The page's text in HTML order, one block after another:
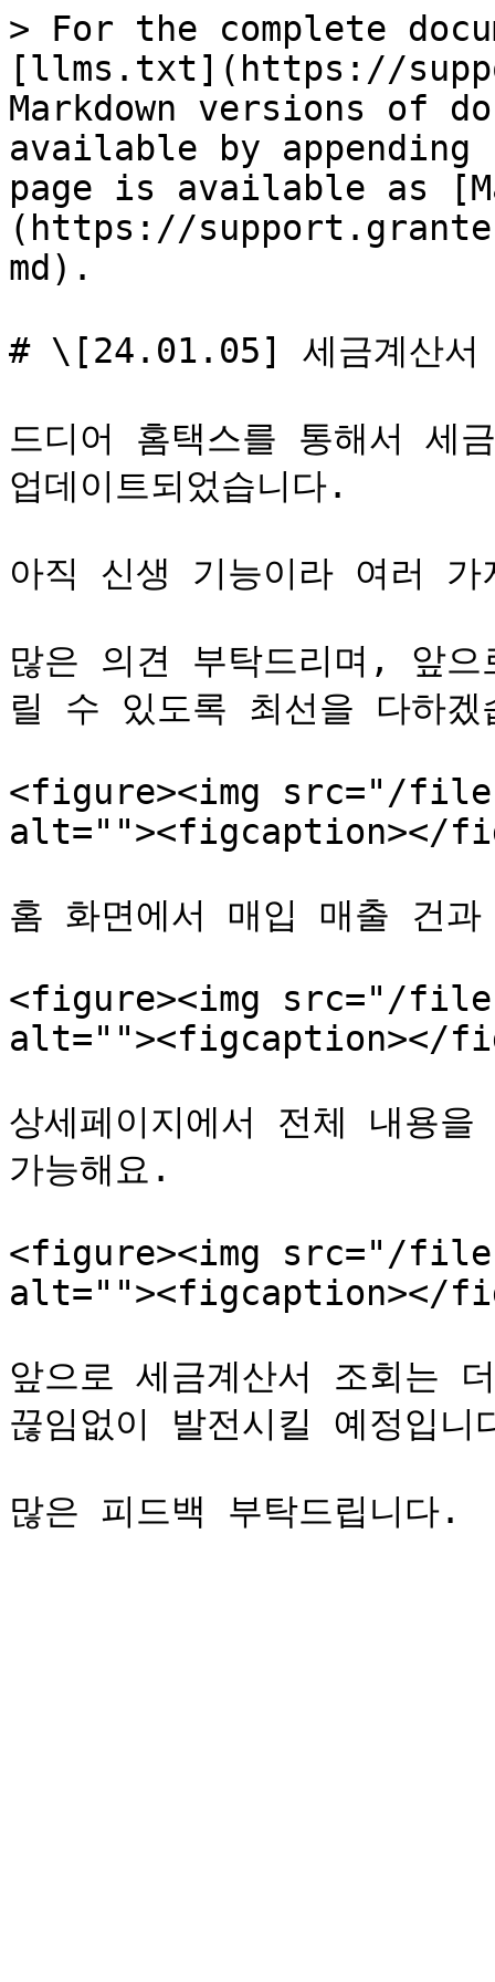
> For the complete
[llms.txt](https://
Markdown versions of
available by
page is available as
(https://
md).
# \[24.01.05] 세금계산서
드디어 홈택스를 통해서 세
업데이트되었습니다.
아직 신생 기능이라 여러
많은 의견 부탁드리며, 앞으
릴 수 있도록 최선을 다하겠
<figure><img src="/files/
alt=""><figcaption></
홈 화면에서 매입 매출 건
<figure><img src="/files/
alt=""><figcaption></
상세페이지에서 전체 내용
가능해요.
<figure><img src="/
alt=""><figcaption></
앞으로 세금계산서 조회는
끊임없이 발전시킬 예정입